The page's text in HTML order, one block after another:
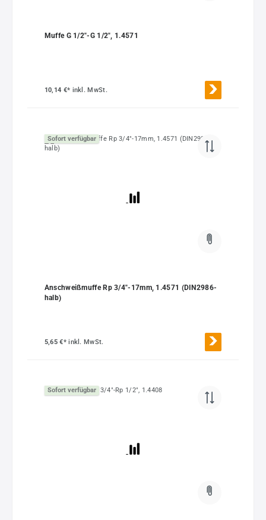
Muffe G 1/2"-G 1/2", 1.4571
10,14 €* inkl. MwSt.
Sofort verfügbar
Anschweißmuffe Rp 3/4"-17mm, 1.4571 (DIN2986-
halb)
5,65 €*inkl. MwSt.
Sofort verfügbar